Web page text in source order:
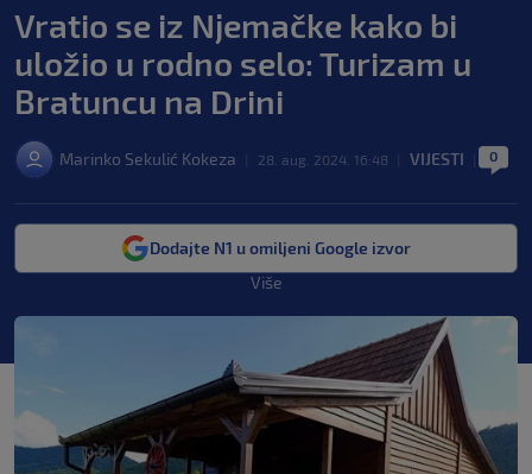
Vratio se iz Njemačke kako bi
uložio u rodno selo: Turizam u
Bratuncu na Drini
Marinko Sekulić Kokeza 28. aug. 2024. 16:48 VIJESTI 0
Dodajte N1 u omiljeni Google izvor
Više